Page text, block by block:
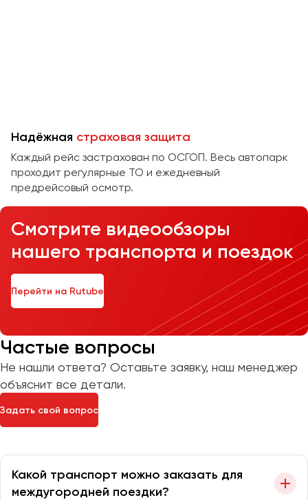
Надёжная страховая защита
Каждый рейс застрахован по ОСГОП. Весь автопарк
проходит регулярные ТО и ежедневный
предрейсовый осмотр.
Смотрите видеообзоры
нашего транспорта и поездок
Перейти на Rutube
Частые вопросы
Не нашли ответа? Оставьте заявку, наш менеджер
объяснит все детали.
Задать свой вопрос
Какой транспорт можно заказать для
междугородней поездки?